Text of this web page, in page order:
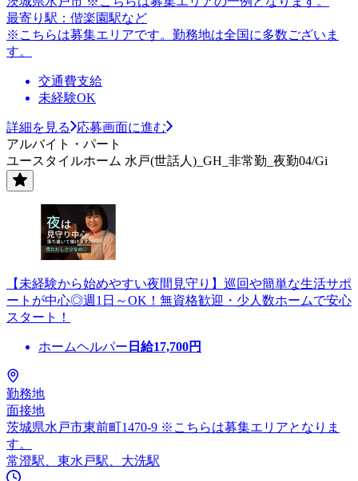
最寄り駅：偕楽園駅など
※こちらは募集エリアです。勤務地は全国に多数ございま
す。
交通費支給
未経験OK
詳細を見る
応募画面に進む
アルバイト・パート
ユースタイルホーム 水戸(世話人)_GH_非常勤_夜勤04/Gi
【未経験から始めやすい夜間見守り】巡回や簡単な生活サポ
ートが中心◎週1日～OK！無資格歓迎・少人数ホームで安心
スタート！
ホームヘルパー 日給17,700円
勤務地
面接地
茨城県水戸市東前町1470-9 ※こちらは募集エリアとなりま
す。
常澄駅、東水戸駅、大洗駅